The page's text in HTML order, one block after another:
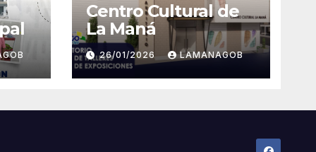
Centro Cultural de
La Maná
26/01/2026 LAMANAGOB